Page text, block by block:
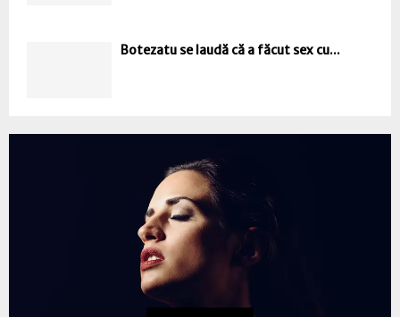
Botezatu se laudă că a făcut sex cu...